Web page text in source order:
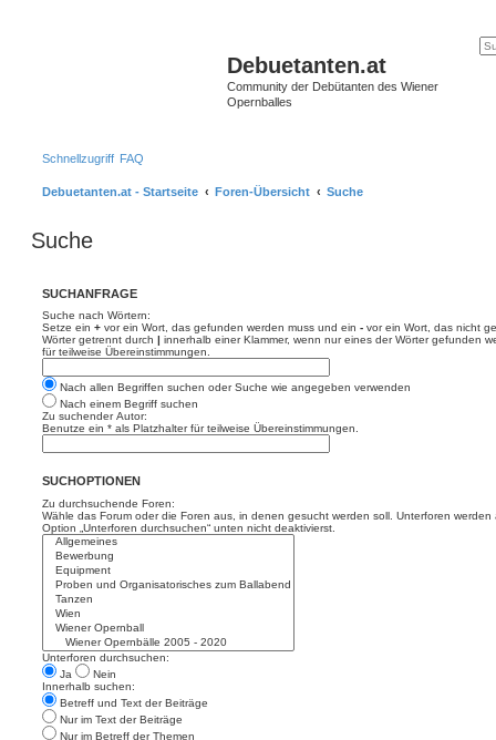
Debuetanten.at
Community der Debütanten des Wiener
Opernballes
Schnellzugriff FAQ
Debuetanten.at - Startseite Foren-Übersicht Suche
Suche
SUCHANFRAGE
Suche nach Wörtern:
Setze ein + vor ein Wort, das gefunden werden muss und ein - vor ein Wort, das nicht
Wörter getrennt durch | innerhalb einer Klammer, wenn nur eines der Wörter gefunden
für teilweise Übereinstimmungen.
Nach allen Begriffen suchen oder Suche wie angegeben verwenden
Nach einem Begriff suchen
Zu suchender Autor:
Benutze ein * als Platzhalter für teilweise Übereinstimmungen.
SUCHOPTIONEN
Zu durchsuchende Foren:
Wähle das Forum oder die Foren aus, in denen gesucht werden soll. Unterforen
Option „Unterforen durchsuchen“ unten nicht deaktivierst.
Unterforen durchsuchen:
Ja
Nein
Innerhalb suchen:
Betreff und Text der Beiträge
Nur im Text der Beiträge
Nur im Betreff der Themen